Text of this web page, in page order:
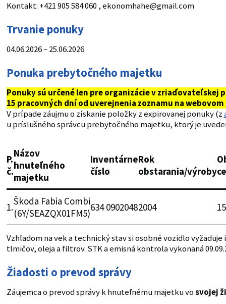
Kontakt: +421 905 584 060 , ekonomhahe@gmail.com
Trvanie ponuky
04.06.2026 – 25.06.2026
Ponuka prebytočného majetku
Ponuky sú určené len pre organizácie v zriaďovateľskej
15 pracovných dní od uverejnenia zoznamu na webovom
V prípade záujmu o získanie položky z expirovanej ponuky (z
u príslušného správcu prebytočného majetku, ktorý je
P.
č.
Názov
hnuteľného
majetku
Inventárne
číslo
Rok
obstarania/výroby
1.Škoda Fabia Combi
(6Y/SEAZQX01FM5)634 09020482004
Vzhľadom na vek a technický stav si osobné vozidlo
tlmičov, oleja a filtrov. STK a emisná kontrola vykonaná
Žiadosti o prevod správy
Záujemca o prevod správy k hnuteľnému majetku vosvojej